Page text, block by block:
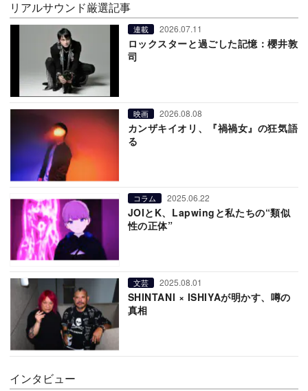
リアルサウンド厳選記事
連載 2026.07.11
ロックスターと過ごした記憶：櫻井敦
司
映画 2026.08.08
カンザキイオリ、『禍禍女』の狂気語
る
コラム 2025.06.22
JOIとK、Lapwingと私たちの“類似
性の正体”
文芸 2025.08.01
SHINTANI × ISHIYAが明かす、噂の
真相
インタビュー